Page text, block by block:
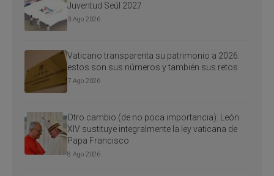
Juventud Seúl 2027
3 Ago 2026
Vaticano transparenta su patrimonio a 2026:
estos son sus números y también sus retos
7 Ago 2026
Otro cambio (de no poca importancia): León
XIV sustituye integralmente la ley vaticana de
Papa Francisco
8 Ago 2026